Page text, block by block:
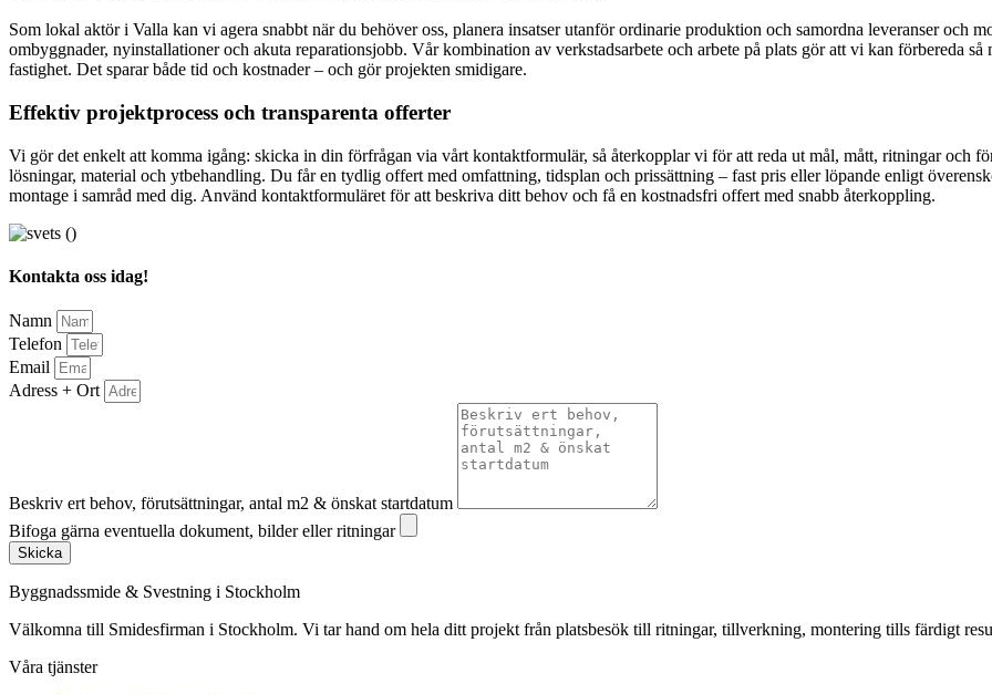
Som lokal aktör i Valla kan vi agera snabbt när du behöver oss, planera insatser utanför ordinarie produktion och samordna leveranser och
ombyggnader, nyinstallationer och akuta reparationsjobb. Vår kombination av verkstadsarbete och arbete på plats gör att vi kan förbereda
fastighet. Det sparar både tid och kostnader – och gör projekten smidigare.
Effektiv projektprocess och transparenta offerter
Vi gör det enkelt att komma igång: skicka in din förfrågan via vårt kontaktformulär, så återkopplar vi för att reda ut mål, mått, ritningar och
lösningar, material och ytbehandling. Du får en tydlig offert med omfattning, tidsplan och prissättning – fast pris eller löpande enligt
montage i samråd med dig. Använd kontaktformuläret för att beskriva ditt behov och få en kostnadsfri offert med snabb återkoppling.
Kontakta oss idag!
Namn
Telefon
Email
Adress + Ort
Beskriv ert behov, förutsättningar, antal m2 & önskat startdatum
Bifoga gärna eventuella dokument, bilder eller ritningar
Skicka
Byggnadssmide & Svestning i Stockholm
Välkomna till Smidesfirman i Stockholm. Vi tar hand om hela ditt projekt från platsbesök till ritningar, tillverkning, montering tills färdigt
Våra tjänster